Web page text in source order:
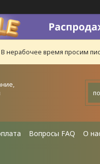
нерабочее время просим
Вопросы FAQ О